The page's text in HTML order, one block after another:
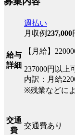
給与
詳細
週払い
月収例237,000
【月給】
237000円以
内訳：月給
※残業などに
交通
費
交通費あり